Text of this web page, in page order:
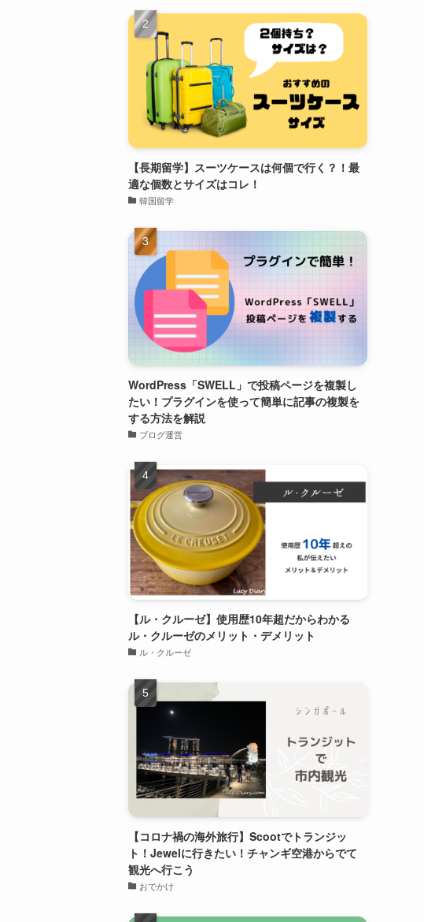
【長期留学】スーツケースは何個で行く？！最
適な個数とサイズはコレ！
韓国留学
WordPress「SWELL」で投稿ページを複製し
たい！プラグインを使って簡単に記事の複製を
する方法を解説
ブログ運営
【ル・クルーゼ】使用歴10年超だからわかる
ル・クルーゼのメリット・デメリット
ル・クルーゼ
【コロナ禍の海外旅行】Scootでトランジッ
ト！Jewelに行きたい！チャンギ空港からでて
観光へ行こう
おでかけ